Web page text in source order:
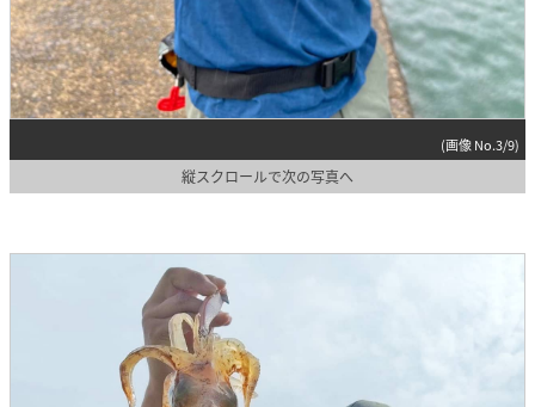
(画像 No.3/9)
縦スクロールで次の写真へ